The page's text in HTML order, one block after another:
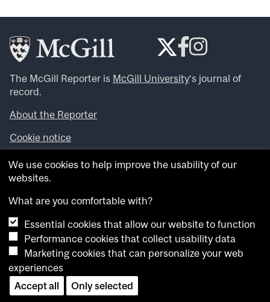
The McGill Reporter is McGill University‘s journal of
record.
About the Reporter
Cookie notice
Looking for more news, videos and expert opinions? Try
theMcGill Newsroom .
archives.
Want to contribute an item to what’snew@mcgill?
Submit your item through our online form
Have an idea for a Reporter article? Email us at
whatsnew.cer@mcgill.ca.
We use cookies to help improve the usability of our
websites.
What are you comfortable with?
Essential cookies that allow our website to function
Performance cookies that collect usability data
Marketing cookies that can personalize your web
experiences
Accept all
Only selected